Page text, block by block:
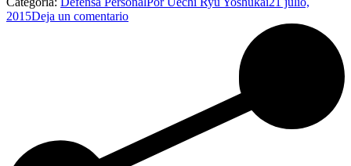
2015Deja un comentario